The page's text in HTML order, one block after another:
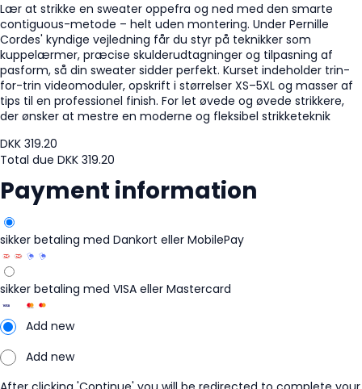
Lær at strikke en sweater oppefra og ned med den smarte
contiguous-metode – helt uden montering. Under Pernille
Cordes' kyndige vejledning får du styr på teknikker som
kuppelærmer, præcise skulderudtagninger og tilpasning af
pasform, så din sweater sidder perfekt. Kurset indeholder trin-
for-trin videomoduler, opskrift i størrelser XS–5XL og masser af
tips til en professionel finish. For let øvede og øvede strikkere,
der ønsker at mestre en moderne og fleksibel strikketeknik
DKK 319.20
Total due DKK 319.20
Payment information
sikker betaling med Dankort eller MobilePay
sikker betaling med VISA eller Mastercard
Add new
Add new